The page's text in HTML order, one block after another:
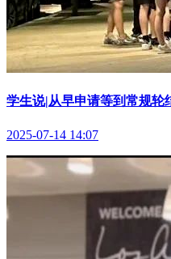
学生说|从早申请等到常规轮
2025-07-14 14:07